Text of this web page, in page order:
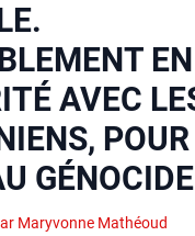
EN
AVEC
Maryvonne Mathéoud